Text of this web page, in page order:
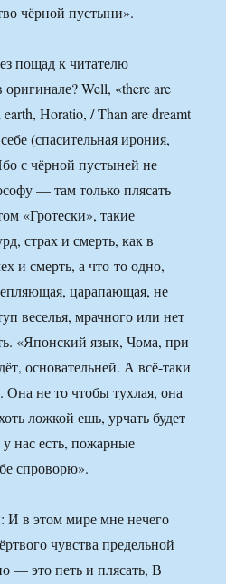
чёрной пустыни».
пощад к читателю
Well, «there are
Horatio, / Than are dreamt
(спасительная ирония,
с чёрной пустыней не
— там только плясать
«Гротески», такие
страх и смерть, как в
и смерть, а что-то одно,
царапающая, не
веселья, мрачного или нет
«Японский язык, Чома, при
основательней. А всё-таки
не то чтобы тухлая, она
ложкой ешь, урчать будет
нас есть, пожарные
спроворю».
И в этом мире мне нечего
чувства предельной
— это петь и плясать, В